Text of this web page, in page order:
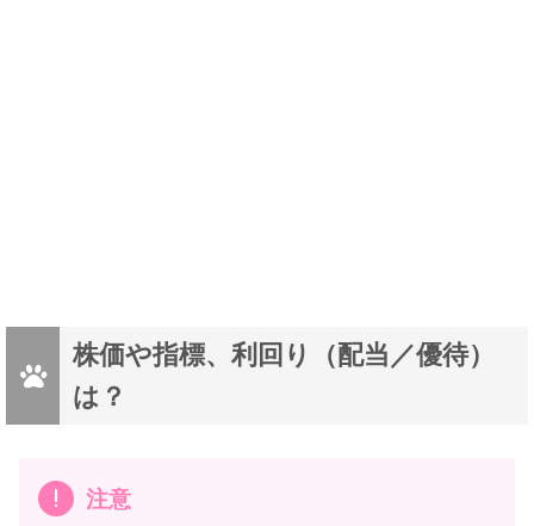
株価や指標、利回り（配当／優待）
は？
注意